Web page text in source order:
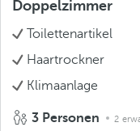
Doppelzimmer
Toilettenartikel
Haartrockner
Klimaanlage
3 Personen 2